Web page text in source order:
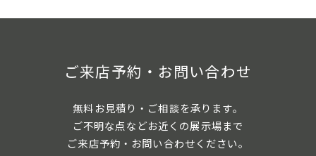
ご来店予約・お問い合わせ
無料お見積り・ご相談を承ります。
ご不明な点などお近くの展示場まで
ご来店予約・お問い合わせください。